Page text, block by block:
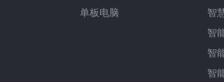
单板电脑
智
智
智
智